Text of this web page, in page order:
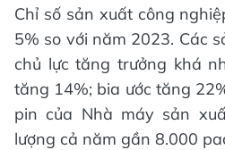
Chỉ số sản xuất công
5% so với năm 2023. Các
chủ lực tăng trưởng khá
tăng 14%; bia ước tăng
pin của Nhà máy sản
lượng cả năm gần 8.000